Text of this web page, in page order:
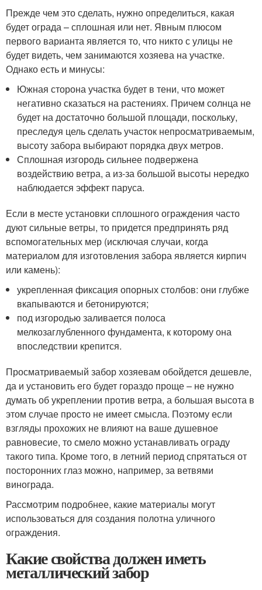
Прежде чем это сделать, нужно определиться, какая
будет ограда – сплошная или нет. Явным плюсом
первого варианта является то, что никто с улицы не
будет видеть, чем занимаются хозяева на участке.
Однако есть и минусы:
Южная сторона участка будет в тени, что может
негативно сказаться на растениях. Причем солнца не
будет на достаточно большой площади, поскольку,
преследуя цель сделать участок непросматриваемым,
высоту забора выбирают порядка двух метров.
Сплошная изгородь сильнее подвержена
воздействию ветра, а из-за большой высоты нередко
наблюдается эффект паруса.
Если в месте установки сплошного ограждения часто
дуют сильные ветры, то придется предпринять ряд
вспомогательных мер (исключая случаи, когда
материалом для изготовления забора является кирпич
или камень):
укрепленная фиксация опорных столбов: они глубже
вкапываются и бетонируются;
под изгородью заливается полоса
мелкозаглубленного фундамента, к которому она
впоследствии крепится.
Просматриваемый забор хозяевам обойдется дешевле,
да и установить его будет гораздо проще – не нужно
думать об укреплении против ветра, а большая высота в
этом случае просто не имеет смысла. Поэтому если
взгляды прохожих не влияют на ваше душевное
равновесие, то смело можно устанавливать ограду
такого типа. Кроме того, в летний период спрятаться от
посторонних глаз можно, например, за ветвями
винограда.
Рассмотрим подробнее, какие материалы могут
использоваться для создания полотна уличного
ограждения.
Какие свойства должен иметь
металлический забор